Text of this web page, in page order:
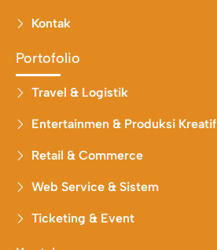
Kontak
Portofolio
Travel & Logistik
Entertainmen & Produksi Kreatif
Retail & Commerce
Web Service & Sistem
Ticketing & Event